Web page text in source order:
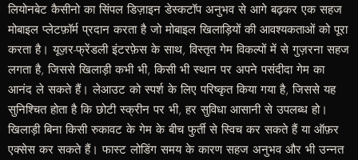
लियोनबेट कैसीनो का सिंपल डिज़ाइन डेस्कटॉप अनुभव से आगे बढ़कर एक सहज
मोबाइल प्लेटफ़ॉर्म प्रदान करता है जो मोबाइल खिलाड़ियों की आवश्यकताओं को पूरा
करता है। यूज़र-फ्रेंडली इंटरफ़ेस के साथ, विस्तृत गेम विकल्पों में से गुज़रना सहज
लगता है, जिससे खिलाड़ी कभी भी, किसी भी स्थान पर अपने पसंदीदा गेम का
आनंद ले सकते हैं। लेआउट को स्पर्श के लिए परिष्कृत किया गया है, जिससे यह
सुनिश्चित होता है कि छोटी स्क्रीन पर भी, हर सुविधा आसानी से उपलब्ध हो।
खिलाड़ी बिना किसी रुकावट के गेम के बीच फुर्ती से स्विच कर सकते हैं या ऑफ़र
एक्सेस कर सकते हैं। फास्ट लोडिंग समय के कारण सहज अनुभव और भी उन्नत